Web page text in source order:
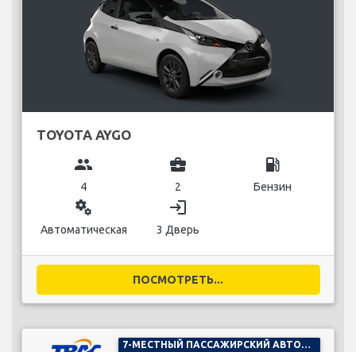
TOYOTA AYGO
group
4
business_center
2
local_gas_station
Бензин
miscellaneous_services
Автоматическая
login
3 Дверь
ПОСМОТРЕТЬ...